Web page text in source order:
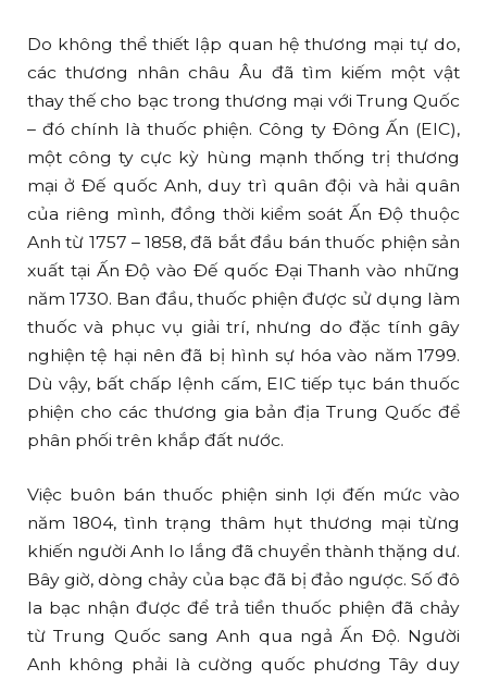
Do không thể thiết lập quan hệ thương mại tự do,
các thương nhân châu Âu đã tìm kiếm một vật
thay thế cho bạc trong thương mại với Trung Quốc
– đó chính là thuốc phiện. Công ty Đông Ấn (EIC),
một công ty cực kỳ hùng mạnh thống trị thương
mại ở Đế quốc Anh, duy trì quân đội và hải quân
của riêng mình, đồng thời kiểm soát Ấn Độ thuộc
Anh từ 1757 – 1858, đã bắt đầu bán thuốc phiện sản
xuất tại Ấn Độ vào Đế quốc Đại Thanh vào những
năm 1730. Ban đầu, thuốc phiện được sử dụng làm
thuốc và phục vụ giải trí, nhưng do đặc tính gây
nghiện tệ hại nên đã bị hình sự hóa vào năm 1799.
Dù vậy, bất chấp lệnh cấm, EIC tiếp tục bán thuốc
phiện cho các thương gia bản địa Trung Quốc để
phân phối trên khắp đất nước.
Việc buôn bán thuốc phiện sinh lợi đến mức vào
năm 1804, tình trạng thâm hụt thương mại từng
khiến người Anh lo lắng đã chuyển thành thặng dư.
Bây giờ, dòng chảy của bạc đã bị đảo ngược. Số đô
la bạc nhận được để trả tiền thuốc phiện đã chảy
từ Trung Quốc sang Anh qua ngả Ấn Độ. Người
Anh không phải là cường quốc phương Tây duy